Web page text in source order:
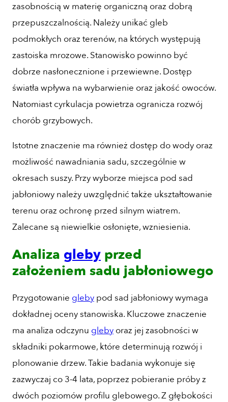
zasobnością w materię organiczną oraz dobrą
przepuszczalnością. Należy unikać gleb
podmokłych oraz terenów, na których występują
zastoiska mrozowe. Stanowisko powinno być
dobrze nasłonecznione i przewiewne. Dostęp
światła wpływa na wybarwienie oraz jakość owoców.
Natomiast cyrkulacja powietrza ogranicza rozwój
chorób grzybowych.
Istotne znaczenie ma również dostęp do wody oraz
możliwość nawadniania sadu, szczególnie w
okresach suszy. Przy wyborze miejsca pod sad
jabłoniowy należy uwzględnić także ukształtowanie
terenu oraz ochronę przed silnym wiatrem.
Zalecane są niewielkie osłonięte, wzniesienia.
Analiza gleby przed
założeniem sadu jabłoniowego
Przygotowanie gleby pod sad jabłoniowy wymaga
dokładnej oceny stanowiska. Kluczowe znaczenie
ma analiza odczynu gleby oraz jej zasobności w
składniki pokarmowe, które determinują rozwój i
plonowanie drzew. Takie badania wykonuje się
zazwyczaj co 3-4 lata, poprzez pobieranie próby z
dwóch poziomów profilu glebowego. Z głębokości